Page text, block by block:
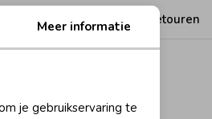
Ruilen en retouren
Meer informatie
je gebruikservaring te